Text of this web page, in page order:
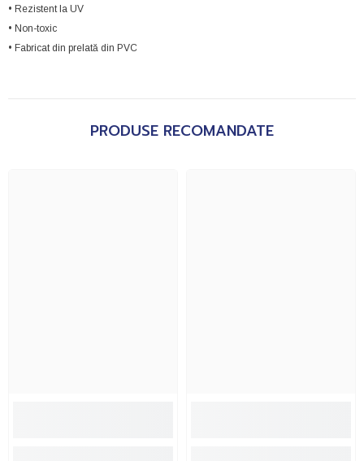
• Rezistent la UV
• Non-toxic
• Fabricat din prelată din PVC
PRODUSE RECOMANDATE